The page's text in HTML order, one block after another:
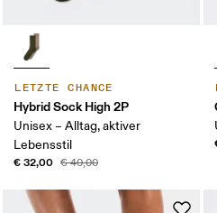
LETZTE CHANCE
Hybrid Sock High 2P
Unisex – Alltag, aktiver
Lebensstil
€ 32,00 € 40,00